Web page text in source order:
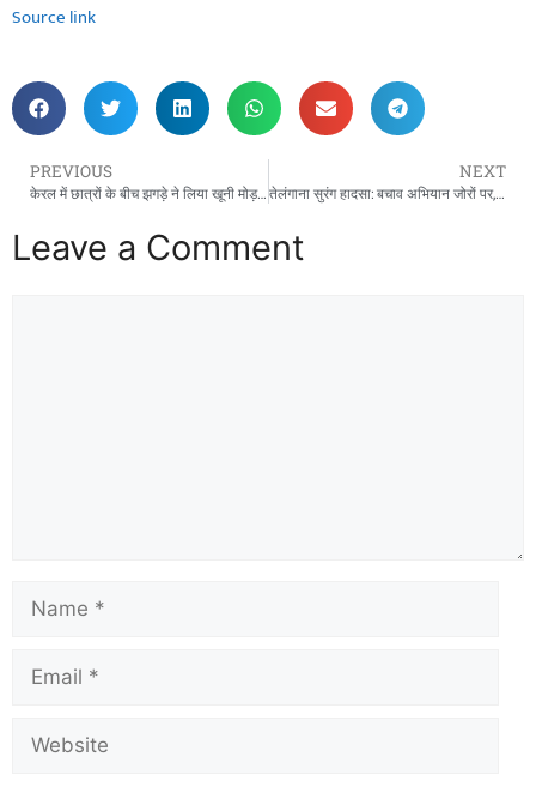
Source link
PREVIOUS
केरल में छात्रों के बीच झगड़े ने लिया खूनी मोड़, शाहबाज नाम के छात्र को पीट-पीटकर मार डाला
NEXT
तेलंगाना सुरंग हादसा: बचाव अभियान जोरों पर, टीबीएम मशीन का इस्तेमाल कर फंसे हुए लोगों तक पहुंचने की कोशिश
Leave a Comment